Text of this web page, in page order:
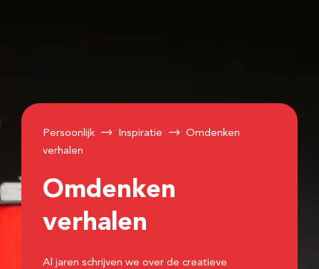
Persoonlijk Inspiratie
Omdenken
verhalen
Omdenken
verhalen
Al jaren schrijven we over de creatieve